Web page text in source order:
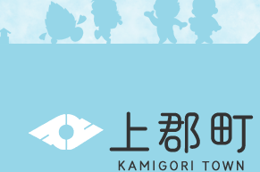
郡